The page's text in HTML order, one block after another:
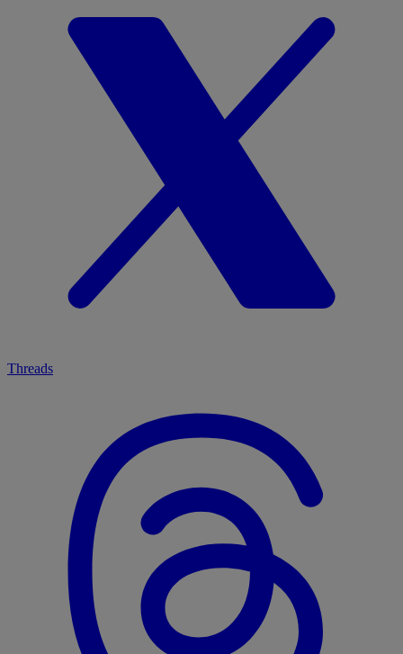
Threads